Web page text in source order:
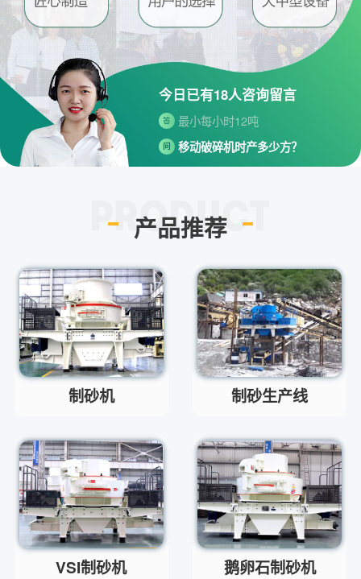
今日已有18人咨询留言
河南省郑州市高新技术开发区梧
桐街与红松路交叉口中国高端矿
机生产出口基地园区
制砂机最小的产量是多少？
答 最小每小时12吨
问 移动破碎机时产多少方？
答 每小时30-300方的型号都有。
问 小型的制砂机类型有哪些？
砂机，HX制砂机等
问 请问厂家地址在哪？
答
河南省郑州市高新技术开发区梧
桐街与红松路交叉口中国高端矿
机生产出口基地园区
问 制砂机最小的产量是多少？
最小每小时12吨
答 每小时30-300方的型号都有。
问 红星制砂机在环保上达标吗？
答 环保测验均达到标准
问 小型的制砂机类型有哪些？
答
主要有细碎机，复合破，对辊制
砂机，HX制砂机等
产品推荐
制砂机 制砂生产线
VSI制砂机 鹅卵石制砂机